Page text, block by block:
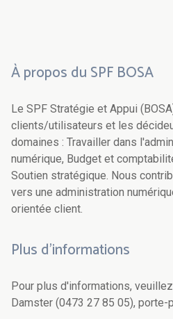
À propos du SPF BOSA
Le SPF Stratégie et Appui
clients/utilisateurs et les
domaines : Travailler dans
numérique, Budget et
Soutien stratégique. Nous
vers une administration
orientée client.
Plus d'informations
Pour plus d'informations,
Damster (0473 27 85 05), porte-